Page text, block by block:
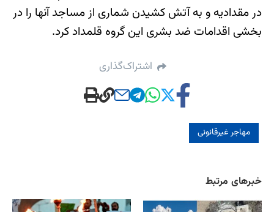
در مقدادیه و به آتش کشیدن شماری از مساجد آنها را در
بخشی اقدامات ضد بشری این گروه قلمداد کرد.
اشتراک‌گذاری
مهاجر غیرقانونی
خبرهای مرتبط